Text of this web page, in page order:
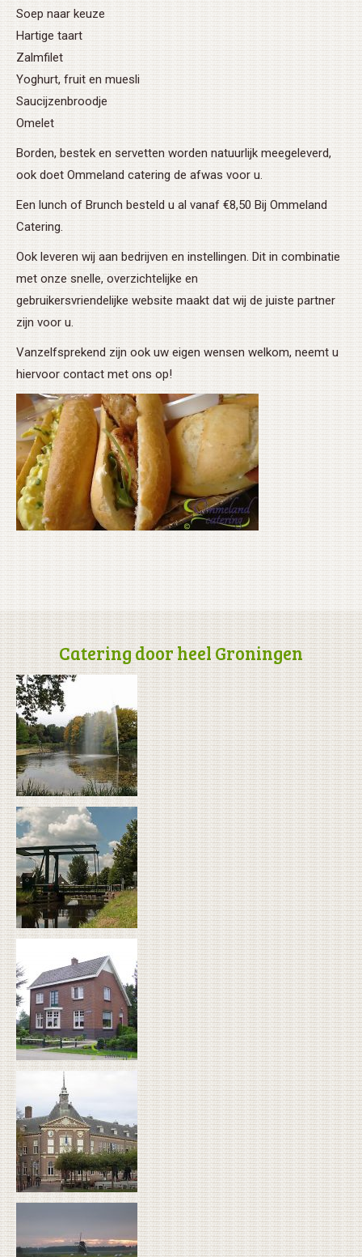
Soep naar keuze
Hartige taart
Zalmfilet
Yoghurt, fruit en muesli
Saucijzenbroodje
Omelet
Borden, bestek en servetten worden natuurlijk meegeleverd,
ook doet Ommeland catering de afwas voor u.
Een lunch of Brunch besteld u al vanaf €8,50 Bij Ommeland
Catering.
Ook leveren wij aan bedrijven en instellingen. Dit in combinatie
met onze snelle, overzichtelijke en
gebruikersvriendelijke website maakt dat wij de juiste partner
zijn voor u.
Vanzelfsprekend zijn ook uw eigen wensen welkom, neemt u
hiervoor contact met ons op!
Catering door heel Groningen